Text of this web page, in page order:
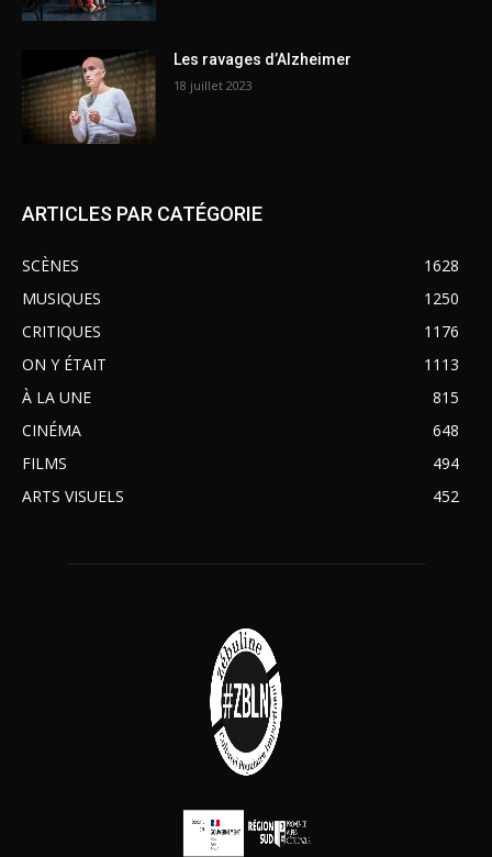
Les ravages d’Alzheimer
18 juillet 2023
ARTICLES PAR CATÉGORIE
SCÈNES
1628
MUSIQUES
1250
CRITIQUES
1176
ON Y ÉTAIT
1113
À LA UNE
815
CINÉMA
648
FILMS
494
ARTS VISUELS
452